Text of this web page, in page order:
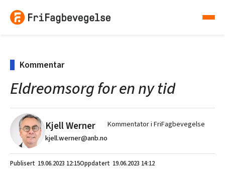
Kommentar
Eldreomsorg for en ny tid
Kjell Werner
kjell.werner@anb.no
Kommentator i FriFagbevegelse
19.06.2023 12:15 19.06.2023 14:12